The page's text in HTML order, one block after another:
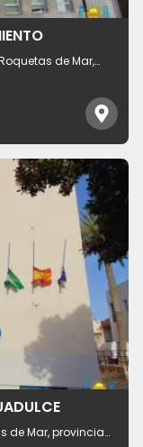
de Mar,
de Mar, provincia